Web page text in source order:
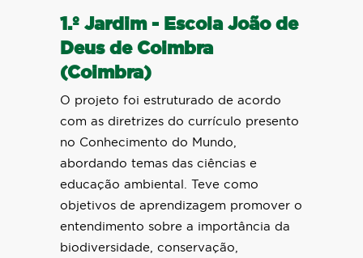
1.º Jardim - Escola João de
Deus de Coimbra
(Coimbra)
O projeto foi estruturado de acordo
com as diretrizes do currículo presento
no Conhecimento do Mundo,
abordando temas das ciências e
educação ambiental. Teve como
objetivos de aprendizagem promover o
entendimento sobre a importância da
biodiversidade, conservação,